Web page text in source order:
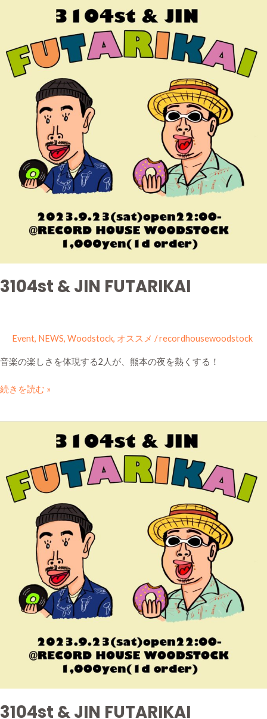
3104st & JIN FUTARIKAI
Event, NEWS, Woodstock, オススメ /recordhousewoodstock
音楽の楽しさを体現する2人が、熊本の夜を熱くする！
FUTARIKAI
続きを読む »
3104st & JIN FUTARIKAI
FUTARIKAI